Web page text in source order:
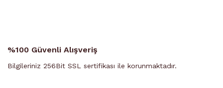
%100 Güvenli Alışveriş
Bilgileriniz 256Bit SSL sertifikası ile korunmaktadır.